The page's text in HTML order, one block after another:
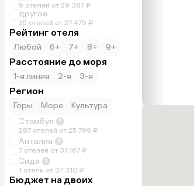
6 отелей от 29 387 ₽
другое
25 отелей от 27 479 ₽
Рейтинг отеля
Любой 6+ 7+ 8+ 9+
Расстояние до моря
1-я линия 2-я 3-я
Регион
Горы Море
Культура
Стамбул
287 отелей от 25 799 ₽
Анталия
7 отелей от 31 167 ₽
Сиде
1 отель от 37 310 ₽
Бюджет на двоих